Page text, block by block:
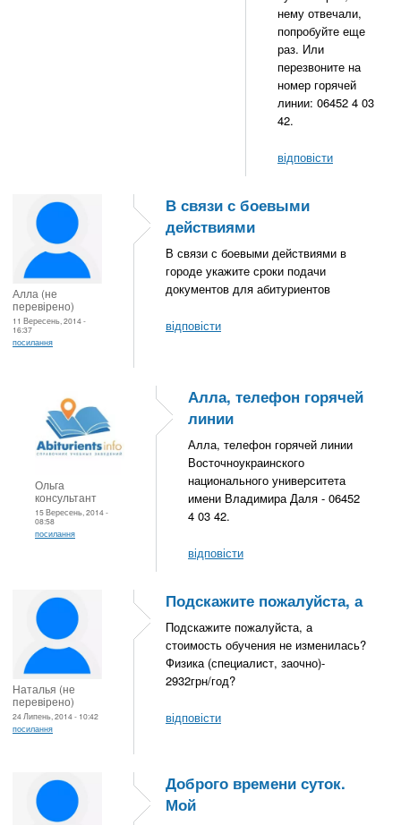
нему отвечали,
попробуйте еще
раз. Или
перезвоните на
номер горячей
линии: 06452 4 03
42.
відповісти
Алла (не
перевірено)
11 Вересень, 2014 -
16:37
посилання
В связи с боевыми
действиями
В связи с боевыми действиями в
городе укажите сроки подачи
документов для абитуриентов
відповісти
Ольга
консультант
15 Вересень, 2014 -
08:58
посилання
Алла, телефон горячей
линии
Алла, телефон горячей линии
Восточноукраинского
национального университета
имени Владимира Даля - 06452
4 03 42.
відповісти
Наталья (не
перевірено)
24 Липень, 2014 - 10:42
посилання
Подскажите пожалуйста, а
Подскажите пожалуйста, а
стоимость обучения не изменилась?
Физика (специалист, заочно)-
2932грн/год?
відповісти
Доброго времени суток.
Мой